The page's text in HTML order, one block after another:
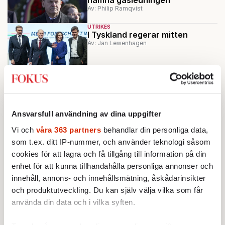
Ansvarsfull användning av dina uppgifter
Vi och våra 363 partners behandlar din personliga data,
som t.ex. ditt IP-nummer, och använder teknologi såsom
cookies för att lagra och få tillgång till information på din
enhet för att kunna tillhandahålla personliga annonser och
innehåll, annons- och innehållsmätning, åskådarinsikter
och produktutveckling. Du kan själv välja vilka som får
använda din data och i vilka syften.
Av: Philip Ramqvist
UTRIKES
I Tyskland regerar mitten
Av: Jan Lewenhagen
Tyska råden som ska hjälpa S i
UTRIKES
jätten famlar i mörkret
Av: Jan Lewenhagen
Ladda fler
Mest lästa